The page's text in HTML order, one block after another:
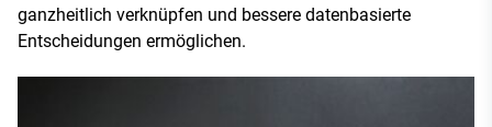
ganzheitlich verknüpfen und bessere datenbasierte
Entscheidungen ermöglichen.